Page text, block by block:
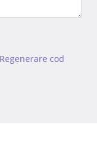
Regenerare cod